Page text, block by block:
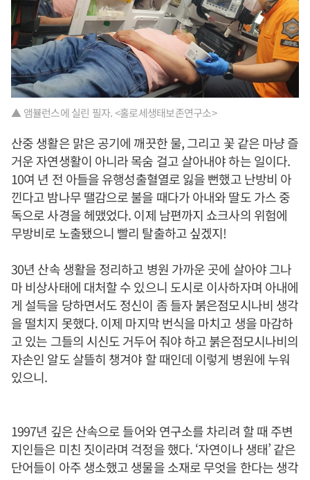
▲ 앰뷸런스에 실린 필자. <홀로세생태보존연구소>
산중 생활은 맑은 공기에 깨끗한 물, 그리고 꽃 같은 마냥 즐
거운 자연생활이 아니라 목숨 걸고 살아내야 하는 일이다.
10여 년 전 아들을 유행성출혈열로 잃을 뻔했고 난방비 아
낀다고 밤나무 땔감으로 불을 때다가 아내와 딸도 가스 중
독으로 사경을 헤맸었다. 이제 남편까지 쇼크사의 위험에
무방비로 노출됐으니 빨리 탈출하고 싶겠지!
30년 산속 생활을 정리하고 병원 가까운 곳에 살아야 그나
마 비상사태에 대처할 수 있으니 도시로 이사하자며 아내에
게 설득을 당하면서도 정신이 좀 들자 붉은점모시나비 생각
을 떨치지 못했다. 이제 마지막 번식을 마치고 생을 마감하
고 있는 그들의 시신도 거두어 줘야 하고 붉은점모시나비의
자손인 알도 살뜰히 챙겨야 할 때인데 이렇게 병원에 누워
있으니.
1997년 깊은 산속으로 들어와 연구소를 차리려 할 때 주변
지인들은 미친 짓이라며 걱정을 했다. ‘자연이나 생태’ 같은
단어들이 아주 생소했고 생물을 소재로 무엇을 한다는 생각